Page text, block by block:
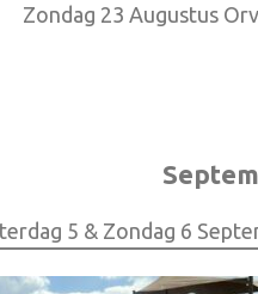
Zondag 23 Augustus
5 & Zondag 6